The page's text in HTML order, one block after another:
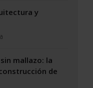
y
sin mallazo: la
de